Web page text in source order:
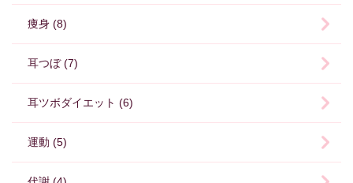
痩身 (8)
耳つぼ (7)
耳ツボダイエット (6)
運動 (5)